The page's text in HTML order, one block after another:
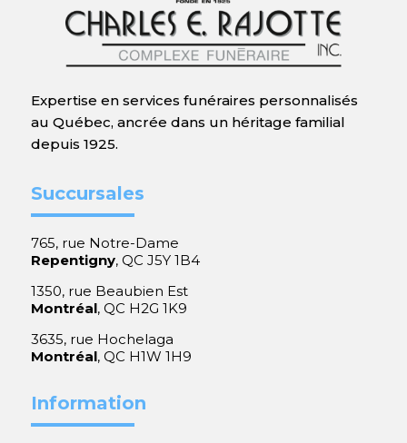
Expertise en services funéraires personnalisés
au Québec, ancrée dans un héritage familial
depuis 1925.
Succursales
765, rue Notre-Dame
Repentigny, QC J5Y 1B4
1350, rue Beaubien Est
Montréal, QC H2G 1K9
3635, rue Hochelaga
Montréal, QC H1W 1H9
Information